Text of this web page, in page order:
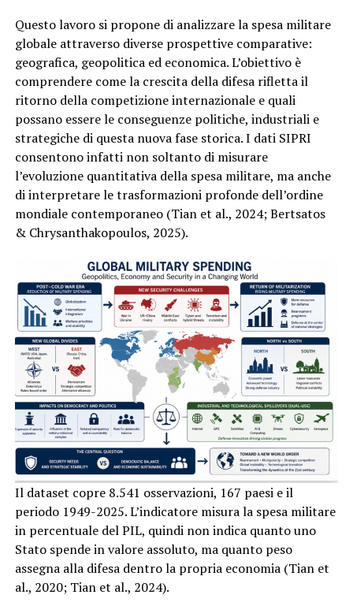
Questo lavoro si propone di analizzare la spesa militare
globale attraverso diverse prospettive comparative:
geografica, geopolitica ed economica. L’obiettivo è
comprendere come la crescita della difesa rifletta il
ritorno della competizione internazionale e quali
possano essere le conseguenze politiche, industriali e
strategiche di questa nuova fase storica. I dati SIPRI
consentono infatti non soltanto di misurare
l’evoluzione quantitativa della spesa militare, ma anche
di interpretare le trasformazioni profonde dell’ordine
mondiale contemporaneo (Tian et al., 2024; Bertsatos
& Chrysanthakopoulos, 2025).
Il dataset copre 8.541 osservazioni, 167 paesi e il
periodo 1949-2025. L’indicatore misura la spesa militare
in percentuale del PIL, quindi non indica quanto uno
Stato spende in valore assoluto, ma quanto peso
assegna alla difesa dentro la propria economia (Tian et
al., 2020; Tian et al., 2024).